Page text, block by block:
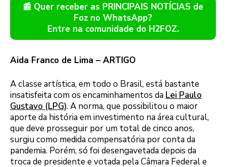
📰 Quer receber as PRINCIPAIS NOTÍCIAS de
Foz no WhatsApp?
Entre na comunidade do H2FOZ.
Aida Franco de Lima – ARTIGO
A classe artística, em todo o Brasil, está bastante
insatisfeita com os encaminhamentos da Lei Paulo
Gustavo (LPG). A norma, que possibilitou o maior
aporte da história em investimento na área cultural,
que deve prosseguir por um total de cinco anos,
surgiu como medida compensatória por conta da
pandemia. Porém, só foi desengavetada depois da
troca de presidente e votada pela Câmara Federal e